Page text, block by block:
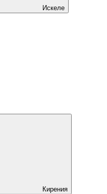
Искеле
Кирения